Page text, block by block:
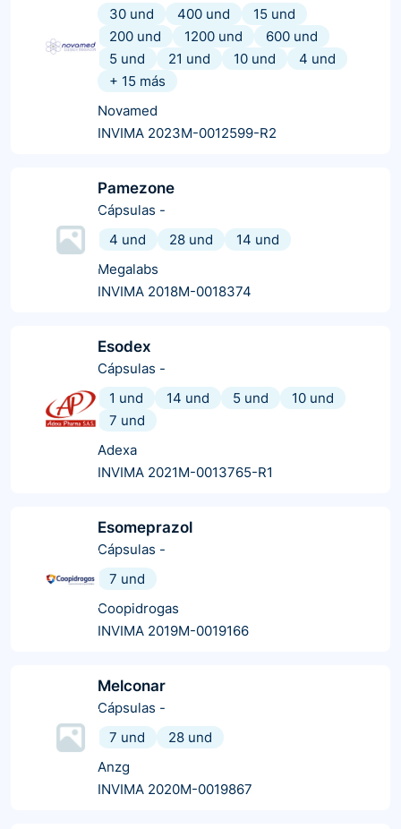
30 und 400 und
15 und
200 und
1200 und
600 und
5 und
21 und 10 und
4 und
+ 15 más
Novamed
INVIMA 2023M-0012599-R2
Pamezone
Cápsulas -
4 und
28 und
14 und
Megalabs
INVIMA 2018M-0018374
Esodex
Cápsulas -
1 und
14 und 5 und
10 und
7 und
Adexa
INVIMA 2021M-0013765-R1
Esomeprazol
Cápsulas -
7 und
Coopidrogas
INVIMA 2019M-0019166
Melconar
Cápsulas -
7 und
28 und
Anzg
INVIMA 2020M-0019867